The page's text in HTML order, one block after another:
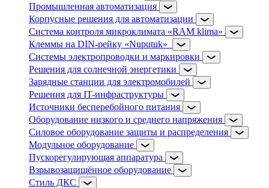
Промышленная автоматизация
Корпусные решения для автоматизации
Система контроля микроклимата «RAM klima»
Клеммы на DIN-рейку «Nuputuk»
Системы электропроводки и маркировки
Решения для солнечной энергетики
Зарядные станции для электромобилей
Решения для IT-инфраструктуры
Источники бесперебойного питания
Оборудование низкого и среднего напряжения
Силовое оборудование защиты и распределения
Модульное оборудование
Пускорегулирующая аппаратура
Взрывозащищённое оборудование
Стиль ДКС